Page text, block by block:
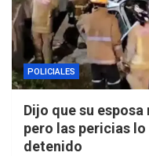
POLICIALES
Dijo que su
pero las pericias
detenido